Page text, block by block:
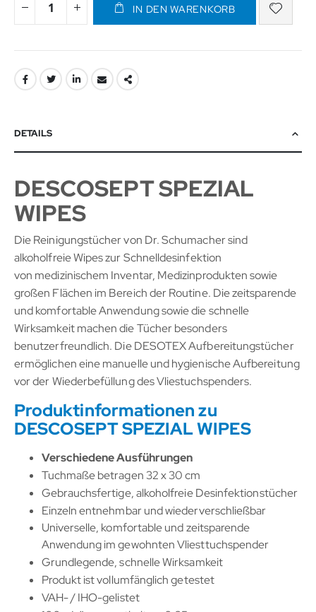
IN DEN WARENKORB
DETAILS
DESCOSEPT SPEZIAL
WIPES
Die Reinigungstücher von Dr. Schumacher sind
alkoholfreie Wipes zur Schnelldesinfektion
von medizinischem Inventar, Medizinprodukten sowie
großen Flächen im Bereich der Routine. Die zeitsparende
und komfortable Anwendung sowie die schnelle
Wirksamkeit machen die Tücher besonders
benutzerfreundlich. Die DESOTEX Aufbereitungstücher
ermöglichen eine manuelle und hygienische Aufbereitung
vor der Wiederbefüllung des Vliestuchspenders.
Produktinformationen zu
DESCOSEPT SPEZIAL WIPES
Verschiedene Ausführungen
Tuchmaße betragen 32 x 30 cm
Gebrauchsfertige, alkoholfreie Desinfektionstücher
Einzeln entnehmbar und wiederverschließbar
Universelle, komfortable und zeitsparende
Anwendung im gewohnten Vliesttuchspender
Grundlegende, schnelle Wirksamkeit
Produkt ist vollumfänglich getestet
VAH- / IHO-gelistet